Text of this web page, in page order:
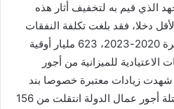
الذي قيم به لتخفيف أثار هذه
دخلا، فقد بلغت تكلفة النفقات
ذات الطابع الاجتماعي في الفترة 2020-2023، 623 مليار أوقية
للميزانية من أجور
شهدت زيادات معتبرة خصوصا بند
الأجور لرفع القدرة الشرائية. كتلة أجور عمال الدولة انتقلت من 156